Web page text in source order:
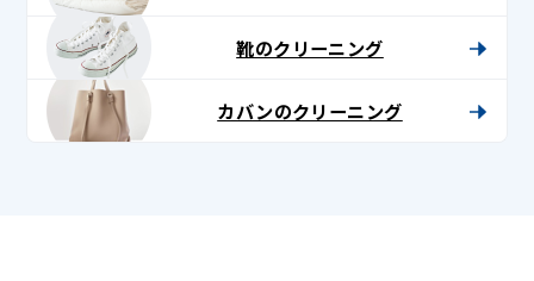
靴のクリーニング
カバンのクリーニング